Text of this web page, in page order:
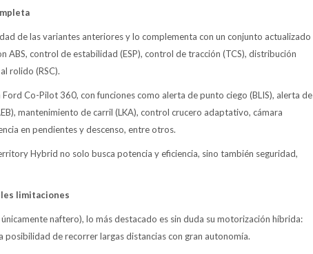
de las variantes anteriores y lo complementa con un conjunto actualizado
ABS, control de estabilidad (ESP), control de tracción (TCS), distribución
rolido (RSC).
Co-Pilot 360, con funciones como alerta de punto ciego (BLIS), alerta de
mantenimiento de carril (LKA), control crucero adaptativo, cámara
en pendientes y descenso, entre otros.
Hybrid no solo busca potencia y eficiencia, sino también seguridad,
limitaciones
naftero), lo más destacado es sin duda su motorización híbrida:
de recorrer largas distancias con gran autonomía.